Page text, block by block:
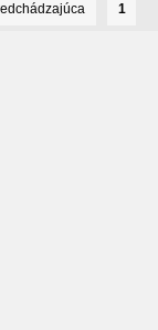
1